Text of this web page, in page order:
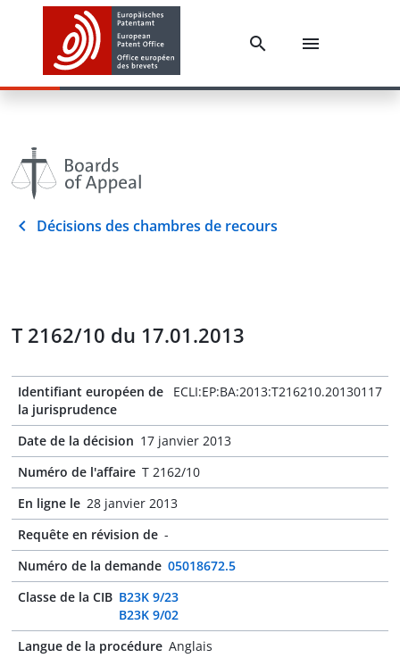
Décisions des chambres de recours
T 2162/10 du 17.01.2013
Identifiant européen de
la jurisprudence
ECLI:EP:BA:2013:T216210.20130117
Date de la décision 17 janvier 2013
Numéro de l'affaire T 2162/10
En ligne le 28 janvier 2013
Requête en révision de -
Numéro de la demande 05018672.5
Classe de la CIB B23K 9/23
B23K 9/02
Langue de la procédure Anglais